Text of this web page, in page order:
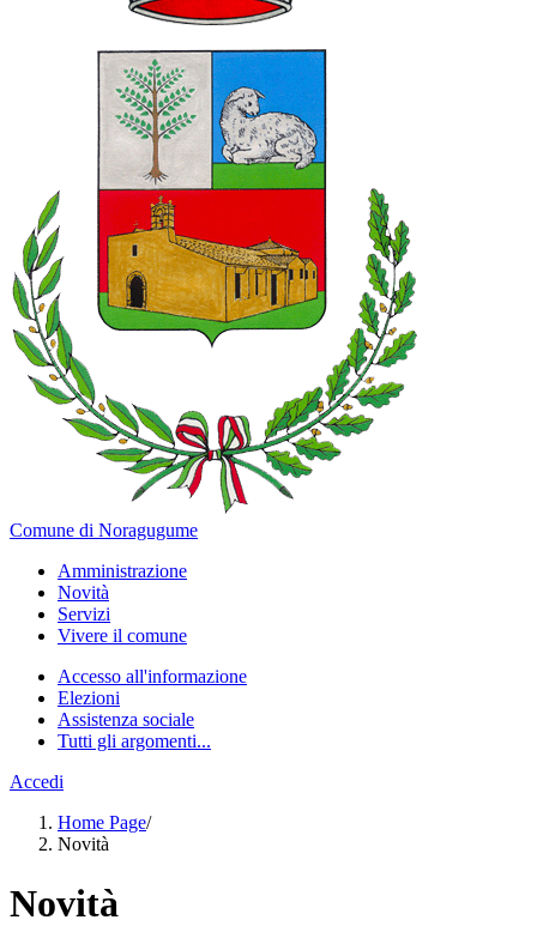
Comune di Noragugume
Amministrazione
Novità
Servizi
Vivere il comune
Accesso all'informazione
Elezioni
Assistenza sociale
Tutti gli argomenti...
Accedi
Home Page/
Novità
Novità